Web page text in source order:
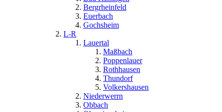
Bergrheinfeld
Euerbach
Gochsheim
L-R
Lauertal
Maßbach
Poppenlauer
Rothhausen
Thundorf
Volkershausen
Niederwerrn
Obbach